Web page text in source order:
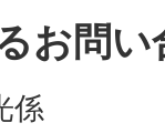
お問い
係